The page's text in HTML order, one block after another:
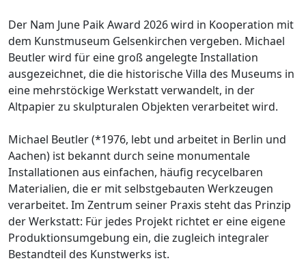
Der Nam June Paik Award 2026 wird in Kooperation mit
dem Kunstmuseum Gelsenkirchen vergeben. Michael
Beutler wird für eine groß angelegte Installation
ausgezeichnet, die die historische Villa des Museums in
eine mehrstöckige Werkstatt verwandelt, in der
Altpapier zu skulpturalen Objekten verarbeitet wird.
Michael Beutler (*1976, lebt und arbeitet in Berlin und
Aachen) ist bekannt durch seine monumentale
Installationen aus einfachen, häufig recycelbaren
Materialien, die er mit selbstgebauten Werkzeugen
verarbeitet. Im Zentrum seiner Praxis steht das Prinzip
der Werkstatt: Für jedes Projekt richtet er eine eigene
Produktionsumgebung ein, die zugleich integraler
Bestandteil des Kunstwerks ist.